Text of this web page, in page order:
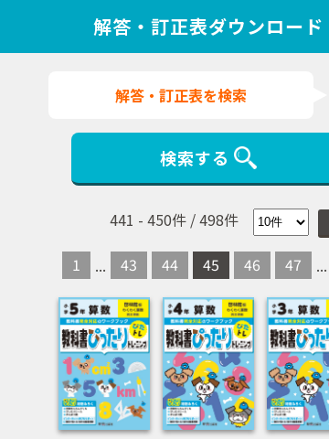
解答・訂正表ダウンロード
解答・訂正表を検索
検索する
441 - 450件 /498件
1 ... 43 44 45 46 47 ...